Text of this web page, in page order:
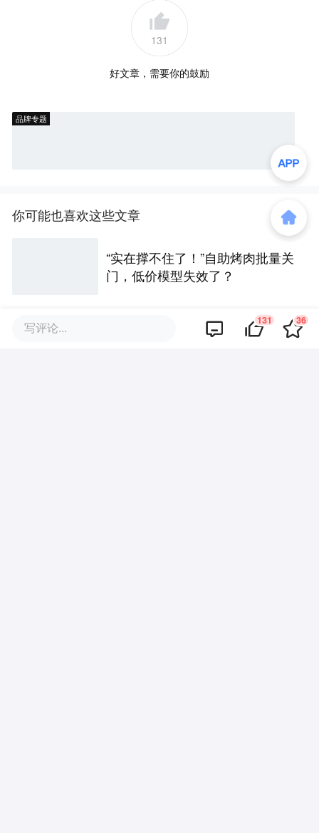
131
好文章，需要你的鼓励
品牌专题
你可能也喜欢这些文章
“实在撑不住了！”自助烤肉批量关
门，低价模型失效了？
超20+茶咖入局，平台加码大
写评论... 131 36